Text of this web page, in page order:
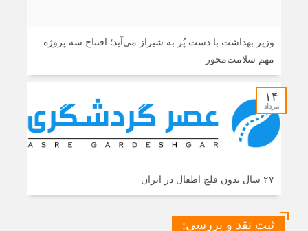
وزیر بهداشت با دست پُر به شیراز می‌آید؛ افتتاح سه پروژه
مهم سلامت‌محور
۱۴
مرداد
۲۷ سال بدون فلج اطفال در ایران
ثبت نقد و بررسی: